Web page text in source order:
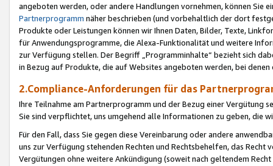
angeboten werden, oder andere Handlungen vornehmen, können Sie
Partnerprogramm näher beschrieben (und vorbehaltlich der dort
Produkte oder Leistungen können wir Ihnen Daten, Bilder, Texte,
für Anwendungsprogramme, die Alexa-Funktionalität und weitere
zur Verfügung stellen. Der Begriff „Programminhalte“ bezieht sich
in Bezug auf Produkte, die auf Websites angeboten werden, bei
2.Compliance-Anforderungen für das
Ihre Teilnahme am Partnerprogramm und der Bezug einer Vergütung
Sie sind verpflichtet, uns umgehend alle Informationen zu geben, die
Für den Fall, dass Sie gegen diese Vereinbarung oder andere
uns zur Verfügung stehenden Rechten und Rechtsbehelfen, das
Vergütungen ohne weitere Ankündigung (soweit nach geltendem